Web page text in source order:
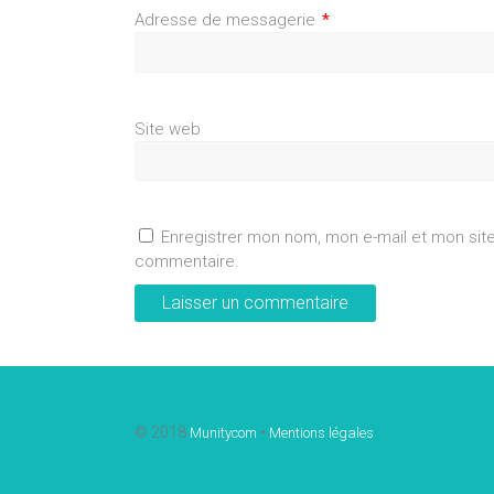
Adresse de messagerie *
Site web
Enregistrer mon nom, mon e-mail et mon
commentaire.
© 2018 Munitycom • Mentions légales